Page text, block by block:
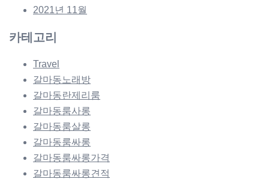
2021년 11월
카테고리
Travel
갈마동노래방
갈마동란제리룸
갈마동룸사롱
갈마동룸살롱
갈마동룸싸롱
갈마동룸싸롱가격
갈마동룸싸롱견적